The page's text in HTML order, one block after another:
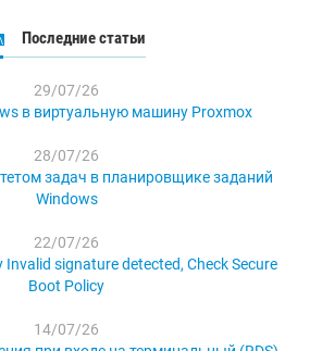
Последние статьи
29/07/26
в виртуальную машину Proxmox
28/07/26
задач в планировщике заданий
Windows
22/07/26
signature detected, Check Secure
Boot Policy
14/07/26